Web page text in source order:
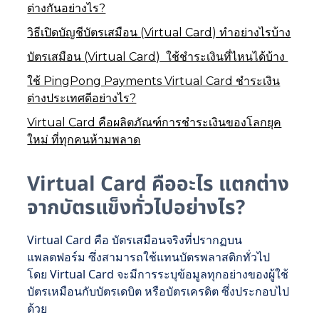
ต่างกันอย่างไร?
วิธีเปิดบัญชีบัตรเสมือน (Virtual Card) ทำอย่างไรบ้าง
บัตรเสมือน (Virtual Card) ใช้ชำระเงินที่ไหนได้บ้าง
ใช้ PingPong Payments Virtual Card ชำระเงิน
ต่างประเทศดีอย่างไร?
Virtual Card คือผลิตภัณฑ์การชำระเงินของโลกยุค
ใหม่ ที่ทุกคนห้ามพลาด
Virtual Card คืออะไร แตกต่าง
จากบัตรแข็งทั่วไปอย่างไร?
Virtual Card คือ บัตรเสมือนจริงที่ปรากฏบน
แพลตฟอร์ม ซึ่งสามารถใช้แทนบัตรพลาสติกทั่วไป
โดย Virtual Card จะมีการระบุข้อมูลทุกอย่างของผู้ใช้
บัตรเหมือนกับบัตรเดบิต หรือบัตรเครดิต ซึ่งประกอบไป
ด้วย